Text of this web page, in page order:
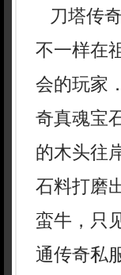
刀塔传
不一样在
会的玩家
奇真魂宝
的木头往
石料打磨
蛮牛，只
通传奇私